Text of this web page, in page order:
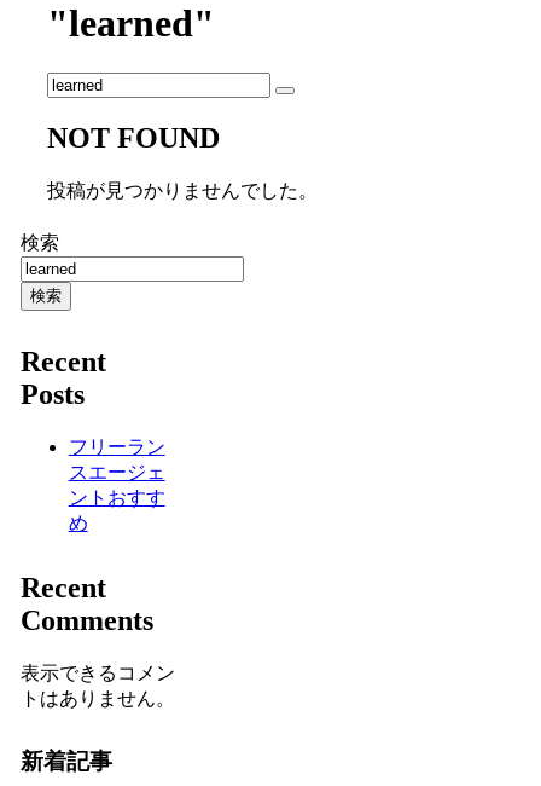
"learned"
NOT FOUND
投稿が見つかりませんでした。
検索
検索
Recent
Posts
フリーラン
スエージェ
ントおすす
め
Recent
Comments
表示できるコメン
トはありません。
新着記事